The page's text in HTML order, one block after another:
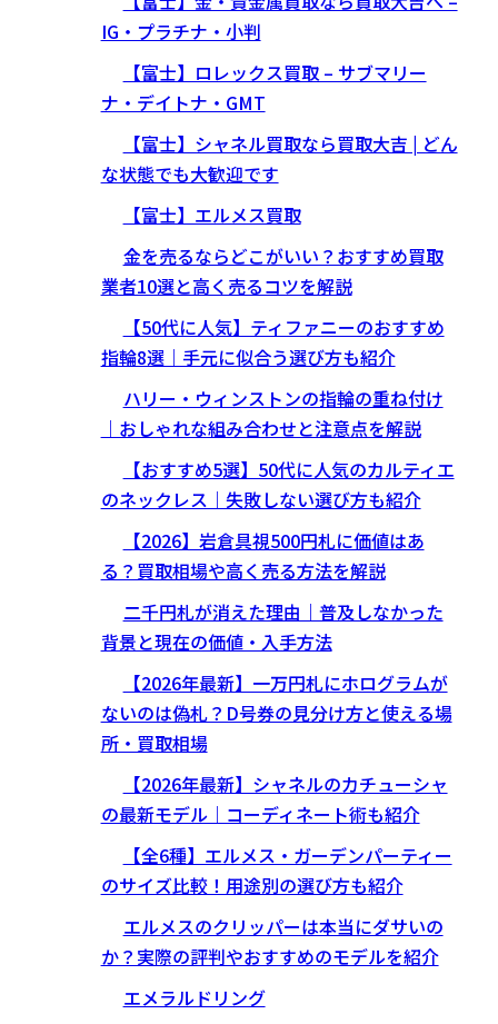
IG・プラチナ・小判
【富士】ロレックス買取 – サブマリー
ナ・デイトナ・GMT
【富士】シャネル買取なら買取大吉 | どん
な状態でも大歓迎です
【富士】エルメス買取
金を売るならどこがいい？おすすめ買取
業者10選と高く売るコツを解説
【50代に人気】ティファニーのおすすめ
指輪8選｜手元に似合う選び方も紹介
ハリー・ウィンストンの指輪の重ね付け
｜おしゃれな組み合わせと注意点を解説
【おすすめ5選】50代に人気のカルティエ
のネックレス｜失敗しない選び方も紹介
【2026】岩倉具視500円札に価値はあ
る？買取相場や高く売る方法を解説
二千円札が消えた理由｜普及しなかった
背景と現在の価値・入手方法
【2026年最新】一万円札にホログラムが
ないのは偽札？D号券の見分け方と使える場
所・買取相場
【2026年最新】シャネルのカチューシャ
の最新モデル｜コーディネート術も紹介
【全6種】エルメス・ガーデンパーティー
のサイズ比較！用途別の選び方も紹介
エルメスのクリッパーは本当にダサいの
か？実際の評判やおすすめのモデルを紹介
エメラルドリング